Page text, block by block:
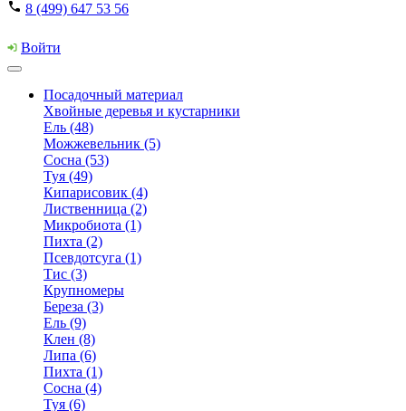
8 (499) 647 53 56
Войти
Посадочный материал
Хвойные деревья и кустарники
Ель (48)
Можжевельник (5)
Сосна (53)
Туя (49)
Кипарисовик (4)
Лиственница (2)
Микробиота (1)
Пихта (2)
Псевдотсуга (1)
Тис (3)
Крупномеры
Береза (3)
Ель (9)
Клен (8)
Липа (6)
Пихта (1)
Сосна (4)
Туя (6)